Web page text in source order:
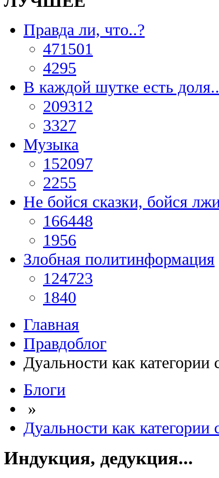
Правда ли, что..?
471501
4295
В каждой шутке есть
209312
3327
Музыка
152097
2255
Не бойся сказки, бойся
166448
1956
Злобная политинформация
124723
1840
Главная
Правдоблог
Дуальности как категории
Блоги
»
Дуальности как категории
Индукция, дедукция...